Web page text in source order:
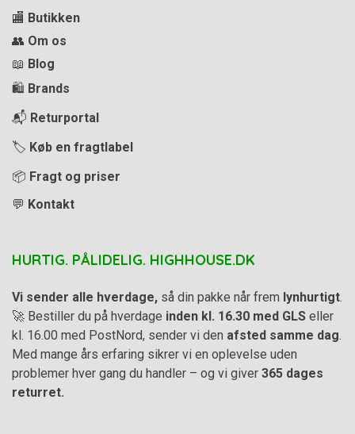
🏬 Butikken
👥 Om os
📖 Blog
🛍️ Brands
📬 Returportal
🏷️ Køb en fragtlabel
📦 Fragt og priser
💬 Kontakt
HURTIG. PÅLIDELIG. HIGHHOUSE.DK
Vi sender alle hverdage, så din pakke når frem lynhurtigt
🚀 Bestiller du på hverdage inden kl. 16.30 med GLS eller
kl. 16.00 med PostNord, sender vi den afsted samme dag
Med mange års erfaring sikrer vi en oplevelse uden
problemer hver gang du handler – og vi giver 365 dages
returret.